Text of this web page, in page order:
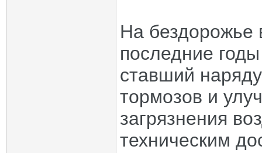
На бездорожье
последние
ставший
тормозов и
загрязнения
техническим